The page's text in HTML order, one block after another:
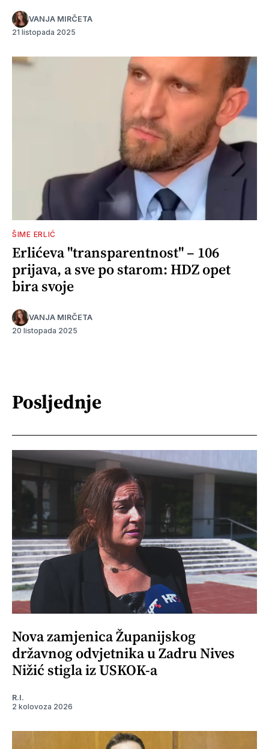
VANJA MIRČETA
21 listopada 2025
ŠIME ERLIĆ
Erlićeva "transparentnost" – 106
prijava, a sve po starom: HDZ opet
bira svoje
VANJA MIRČETA
20 listopada 2025
Posljednje
Nova zamjenica Županijskog
državnog odvjetnika u Zadru Nives
Nižić stigla iz USKOK-a
R.I.
2 kolovoza 2026